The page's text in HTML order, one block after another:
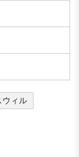
ウィル